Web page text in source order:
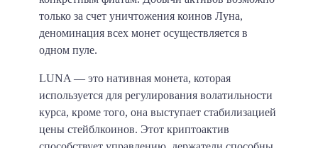
только за счет уничтожения коинов Луна,
деноминация всех монет осуществляется в
одном пуле.
LUNA — это нативная монета, которая
используется для регулирования волатильности
курса, кроме того, она выступает стабилизацией
цены стейблкоинов. Этот криптоактив